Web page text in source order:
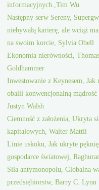
informacyjnych.,Tim Wu
Następny serw Sereny,
niebywałą karierę, ale wciąż
na swoim korcie, Sylvia Obell
Ekonomia nierówności,
Goldhammer
Inwestowanie z Keynesem,
obalił konwencjonalną
Justyn Walsh
Ciemność z założenia, Ukryta
kapitałowych, Walter Mattli
Linie uskoku, Jak ukryte
gospodarce światowej,
Siła antymonopolu, Globalna
przedsiębiorstw, Barry C. Lynn